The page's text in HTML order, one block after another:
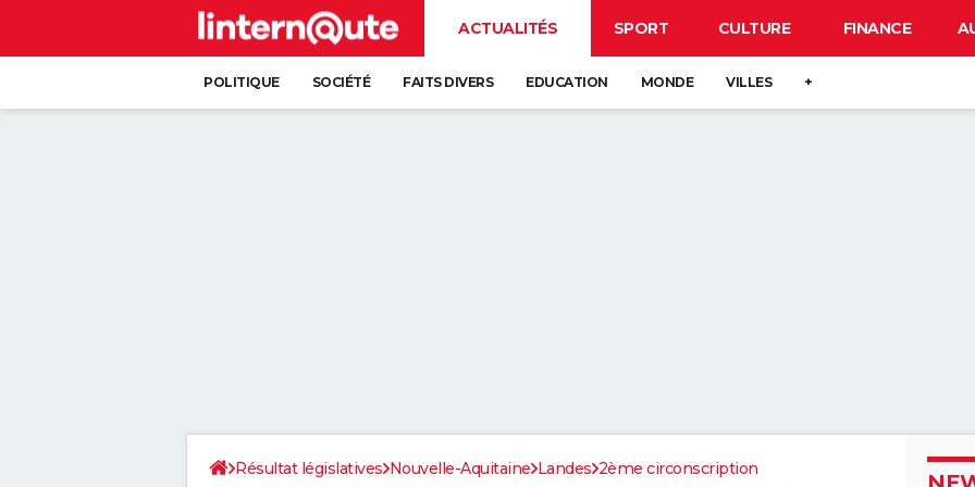
ACTUALITÉS SPORT CULTURE FINANCE
POLITIQUE SOCIÉTÉ FAITS DIVERS EDUCATION MONDE VILLES +
Résultat législatives Nouvelle-Aquitaine Landes 2ème circonscription